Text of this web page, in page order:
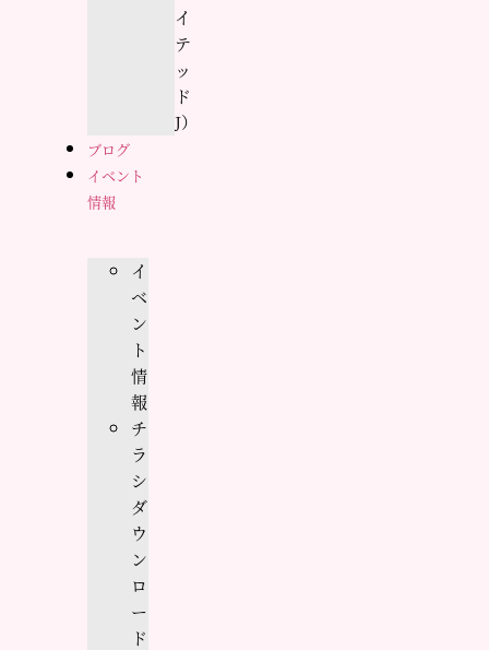
イ
テ
ッ
ド
J）
ブログ
イベント
情報
イ
ベ
ン
ト
情
報
チ
ラ
シ
ダ
ウ
ン
ロ
ー
ド